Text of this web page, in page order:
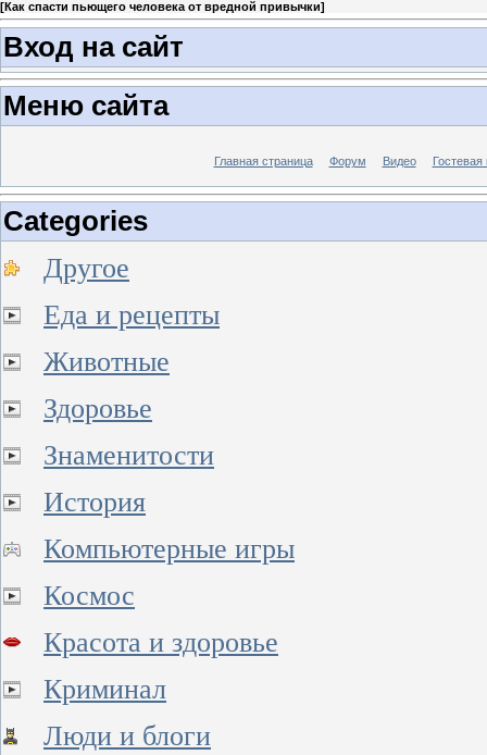
[Как спасти пьющего человека от вредной привычки]
Вход на сайт
Меню сайта
Главная страница Форум Видео Гостевая
Categories
Другое
Еда и рецепты
Животные
Здоровье
Знаменитости
История
Компьютерные игры
Космос
Красота и здоровье
Криминал
Люди и блоги